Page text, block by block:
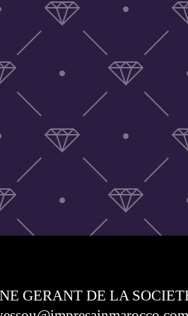
GERANT DE LA